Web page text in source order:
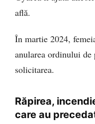
află.
În martie 2024,
anularea ordinului de
solicitarea.
Răpirea,
care au